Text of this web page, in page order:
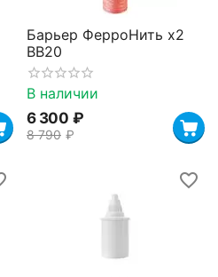
Барьер ФерроНить х2
BB20
В наличии
6 300 ₽
8 790 ₽